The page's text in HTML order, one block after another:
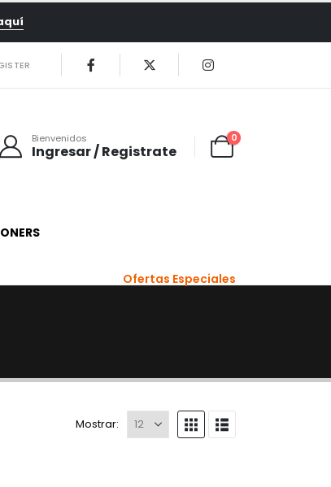
Bienvenidos
Ingresar / Registrate
0
Ofertas Especiales
Mostrar: